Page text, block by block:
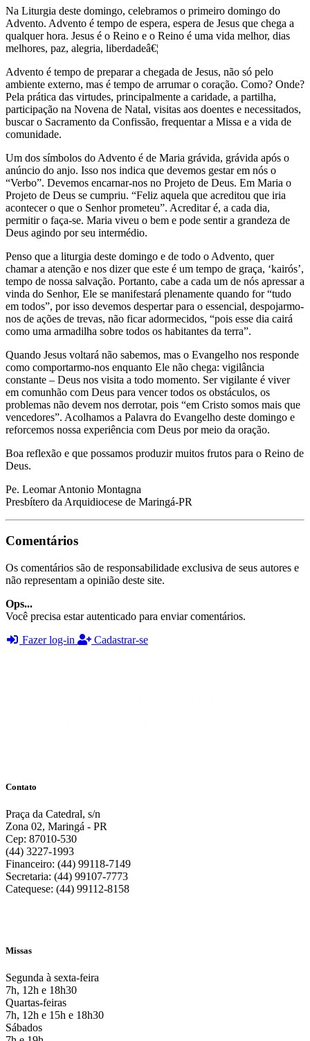
Na Liturgia deste domingo, celebramos o primeiro domingo do
Advento. Advento é tempo de espera, espera de Jesus que chega a
qualquer hora. Jesus é o Reino e o Reino é uma vida melhor, dias
melhores, paz, alegria, liberdadeâ€¦
Advento é tempo de preparar a chegada de Jesus, não só pelo
ambiente externo, mas é tempo de arrumar o coração. Como? Onde?
Pela prática das virtudes, principalmente a caridade, a partilha,
participação na Novena de Natal, visitas aos doentes e necessitados,
buscar o Sacramento da Confissão, frequentar a Missa e a vida de
comunidade.
Um dos símbolos do Advento é de Maria grávida, grávida após o
anúncio do anjo. Isso nos indica que devemos gestar em nós o
“Verbo”. Devemos encarnar-nos no Projeto de Deus. Em Maria o
Projeto de Deus se cumpriu. “Feliz aquela que acreditou que iria
acontecer o que o Senhor prometeu”. Acreditar é, a cada dia,
permitir o faça-se. Maria viveu o bem e pode sentir a grandeza de
Deus agindo por seu intermédio.
Penso que a liturgia deste domingo e de todo o Advento, quer
chamar a atenção e nos dizer que este é um tempo de graça, ‘kairós’,
tempo de nossa salvação. Portanto, cabe a cada um de nós apressar a
vinda do Senhor, Ele se manifestará plenamente quando for “tudo
em todos”, por isso devemos despertar para o essencial, despojarmo-
nos de ações de trevas, não ficar adormecidos, “pois esse dia cairá
como uma armadilha sobre todos os habitantes da terra”.
Quando Jesus voltará não sabemos, mas o Evangelho nos responde
como comportarmo-nos enquanto Ele não chega: vigilância
constante – Deus nos visita a todo momento. Ser vigilante é viver
em comunhão com Deus para vencer todos os obstáculos, os
problemas não devem nos derrotar, pois “em Cristo somos mais que
vencedores”. Acolhamos a Palavra do Evangelho deste domingo e
reforcemos nossa experiência com Deus por meio da oração.
Boa reflexão e que possamos produzir muitos frutos para o Reino de
Deus.
Pe. Leomar Antonio Montagna
Presbítero da Arquidiocese de Maringá-PR
Comentários
Os comentários são de responsabilidade exclusiva de seus autores e
não representam a opinião deste site.
Ops...
Você precisa estar autenticado para enviar comentários.
Fazer log-in
Cadastrar-se
Contato
Praça da Catedral, s/n
Zona 02, Maringá - PR
Cep: 87010-530
(44) 3227-1993
Financeiro: (44) 99118-7149
Secretaria: (44) 99107-7773
Catequese: (44) 99112-8158
Missas
Segunda à sexta-feira
7h, 12h e 18h30
Quartas-feiras
7h, 12h e 15h e 18h30
Sábados